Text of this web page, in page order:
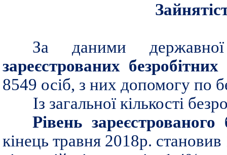
За даними
зареєстрованих безробітних
8549 осіб, з них допомогу по
Із загальної кількості
Рівень зареєстрованого
кінець травня 2018р.